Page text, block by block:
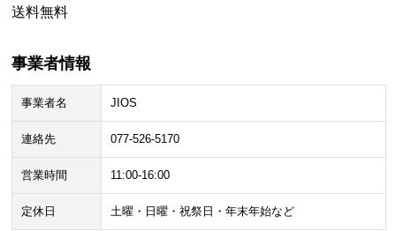
送料無料
事業者情報
事業者名 JIOS
連絡先 077-526-5170
営業時間 11:00-16:00
定休日 土曜・日曜・祝祭日・年末年始など